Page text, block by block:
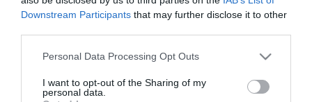
Downstream Participants that may further disclose it to other
Please note that this website/app uses one or more Google
not limited to your visit or usage behaviour. You may click to
grant or deny consent to Google and its third-party tags to
Personal Data Processing Opt Outs
I want to opt-out of the Sharing of my
personal data.